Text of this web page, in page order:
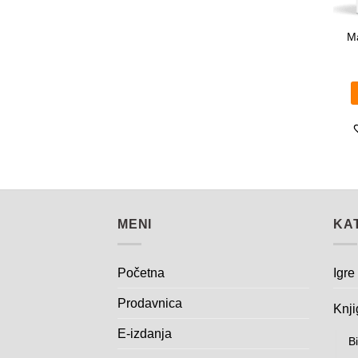
MENI
Početna
Prodavnica
E-izdanja
Igre